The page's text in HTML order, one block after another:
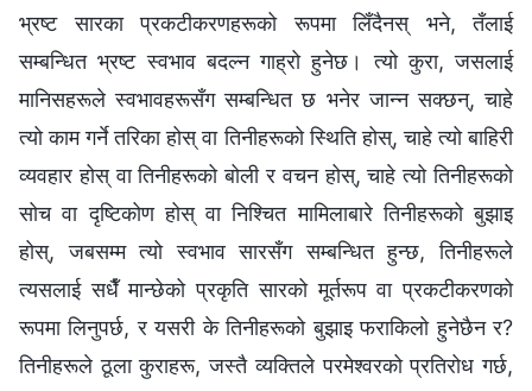
भ्रष्ट सारका प्रकटीकरणहरूको रूपमा लिँदैनस् भने, तँलाई
सम्बन्धित भ्रष्ट स्वभाव बदल्न गाह्रो हुनेछ। त्यो कुरा, जसलाई
मानिसहरूले स्वभावहरूसँग सम्बन्धित छ भनेर जान्न सक्छन्, चाहे
त्यो काम गर्ने तरिका होस् वा तिनीहरूको स्थिति होस्, चाहे त्यो बाहिरी
व्यवहार होस् वा तिनीहरूको बोली र वचन होस्, चाहे त्यो तिनीहरूको
सोच वा दृष्टिकोण होस् वा निश्‍चित मामिलाबारे तिनीहरूको बुझाइ
होस्, जबसम्म त्यो स्वभाव सारसँग सम्बन्धित हुन्छ, तिनीहरूले
त्यसलाई सधैँ मान्छेको प्रकृति सारको मूर्तरूप वा प्रकटीकरणको
रूपमा लिनुपर्छ, र यसरी के तिनीहरूको बुझाइ फराकिलो हुनेछैन र?
तिनीहरूले ठूला कुराहरू, जस्तै व्यक्तिले परमेश्‍वरको प्रतिरोध गर्छ,